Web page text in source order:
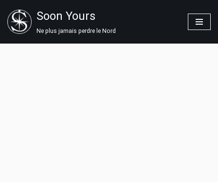
Aller
Soon Yours
Ne plus jamais perdre le Nord